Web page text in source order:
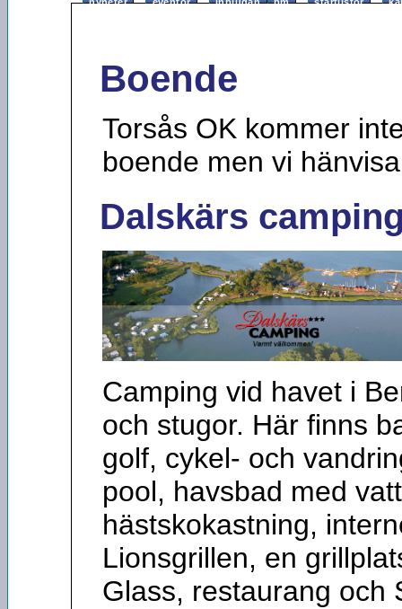
Boende
Torsås OK kommer
boende men vi
Dalskärs
Camping vid havet i
och stugor. Här finns
golf, cykel- och
pool, havsbad med
hästskokastning,
Lionsgrillen, en
Glass, restaurang och